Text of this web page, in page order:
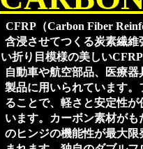
CFRP（Carbon Fiber
含浸させてつくる炭素繊
い折り目模様の美しい
自動車や航空部品、医療
製品に用いられています
ることで、軽さと安定性
います。カーボン素材が
のヒンジの機能性が最大